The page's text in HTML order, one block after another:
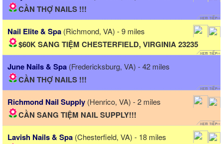
CẦN THỢ NAILS !!!
Nail Elite & Spa (Richmond, VA) - 9 miles
$60K SANG TIỆM CHESTERFIELD, VIRGINIA 23235
June Nails & Spa (Fredericksburg, VA) - 42 miles
CẦN THỢ NAILS !!!
Richmond Nail Supply (Henrico, VA) - 2 miles
CẦN SANG TIỆM NAIL SUPPLY!!!
Lavish Nails & Spa (Chesterfield, VA) - 18 miles